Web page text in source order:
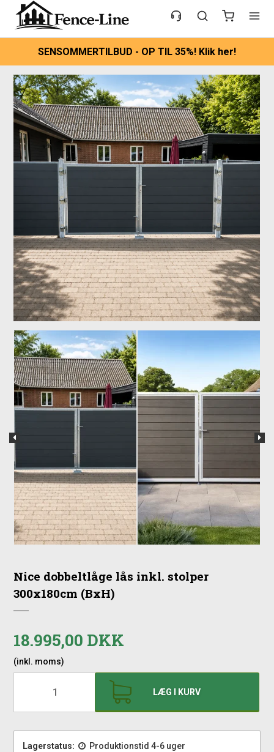
SENSOMMERTILBUD - OP TIL 35%! Klik her!
Nice dobbeltlåge lås inkl. stolper
300x180cm (BxH)
18.995,00 DKK
(inkl. moms)
LÆG I KURV
Lagerstatus: Produktionstid 4-6 uger